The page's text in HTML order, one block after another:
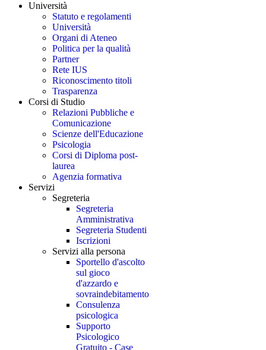
Università
Statuto e regolamenti
Università
Organi di Ateneo
Politica per la qualità
Partner
Rete IUS
Riconoscimento titoli
Trasparenza
Corsi di Studio
Relazioni Pubbliche e
Comunicazione
Scienze dell'Educazione
Psicologia
Corsi di Diploma post-
laurea
Agenzia formativa
Servizi
Segreteria
Segreteria
Amministrativa
Segreteria Studenti
Iscrizioni
Servizi alla persona
Sportello d'ascolto
sul gioco
d'azzardo e
sovraindebitamento
Consulenza
psicologica
Supporto
Psicologico
Gratuito - Case